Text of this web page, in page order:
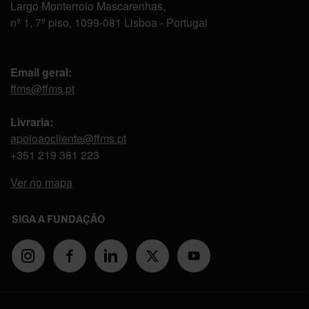
Largo Monterroio Mascarenhas,
nº 1, 7º piso, 1099-081 Lisboa - Portugal
Email geral:
ffms@ffms.pt
Livraria:
apoioaocliente@ffms.pt
+351 219 381 223
Ver no mapa
SIGA A FUNDAÇÃO